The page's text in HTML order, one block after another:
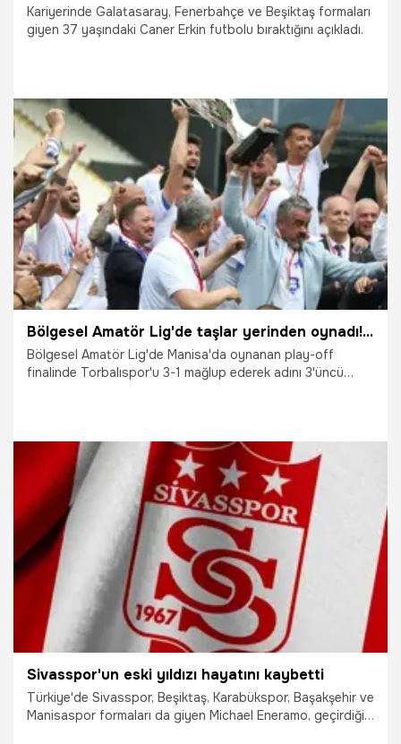
Kariyerinde Galatasaray, Fenerbahçe ve Beşiktaş formaları
giyen 37 yaşındaki Caner Erkin futbolu bıraktığını açıkladı.
19.06.2026 Şampiy10
Bölgesel Amatör Lig'de taşlar yerinden oynadı! Bigaspor son verdi, Torbalıspor yıkıldı
Bölgesel Amatör Lig'de Manisa'da oynanan play-off
finalinde Torbalıspor'u 3-1 mağlup ederek adını 3'üncü
23.05.2026 Şampiy10
Sivasspor'un eski yıldızı hayatını kaybetti
Türkiye'de Sivasspor, Beşiktaş, Karabükspor, Başakşehir ve
Manisaspor formaları da giyen Michael Eneramo, geçirdiği